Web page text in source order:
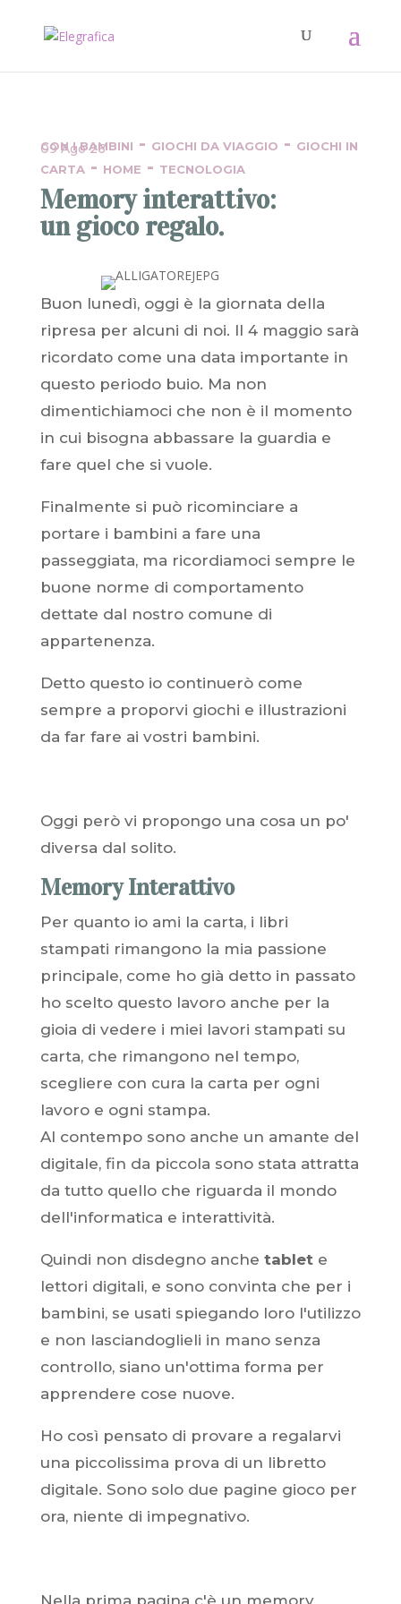
CON I BAMBINI - GIOCHI DA VIAGGIO - GIOCHI IN
CARTA- HOME - TECNOLOGIA
09 Ago 26
Memory interattivo:
un gioco regalo.
Buon lunedì, oggi è la giornata della
ripresa per alcuni di noi. Il 4 maggio sarà
ricordato come una data importante in
questo periodo buio. Ma non
dimentichiamoci che non è il momento
in cui bisogna abbassare la guardia e
fare quel che si vuole.
Finalmente si può ricominciare a
portare i bambini a fare una
passeggiata, ma ricordiamoci sempre le
buone norme di comportamento
dettate dal nostro comune di
appartenenza.
Detto questo io continuerò come
sempre a proporvi giochi e illustrazioni
da far fare ai vostri bambini.
Oggi però vi propongo una cosa un po'
diversa dal solito.
Memory Interattivo
Per quanto io ami la carta, i libri
stampati rimangono la mia passione
principale, come ho già detto in passato
ho scelto questo lavoro anche per la
gioia di vedere i miei lavori stampati su
carta, che rimangono nel tempo,
scegliere con cura la carta per ogni
lavoro e ogni stampa.
Al contempo sono anche un amante del
digitale, fin da piccola sono stata attratta
da tutto quello che riguarda il mondo
dell'informatica e interattività.
Quindi non disdegno anche tablete
lettori digitali, e sono convinta che per i
bambini, se usati spiegando loro l'utilizzo
e non lasciandoglieli in mano senza
controllo, siano un'ottima forma per
apprendere cose nuove.
Ho così pensato di provare a regalarvi
una piccolissima prova di un libretto
digitale. Sono solo due pagine gioco per
ora, niente di impegnativo.
Nella prima pagina c'è un memory